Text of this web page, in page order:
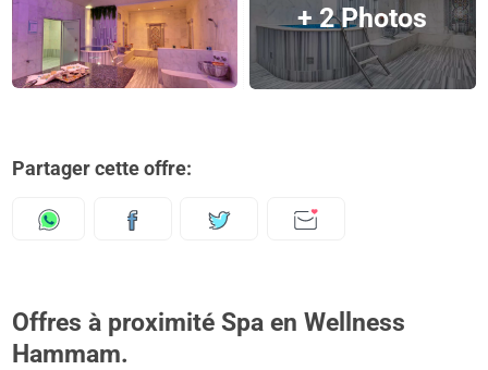
+ 2 Photos
Partager cette offre:
Offres à proximité Spa en Wellness
Hammam.